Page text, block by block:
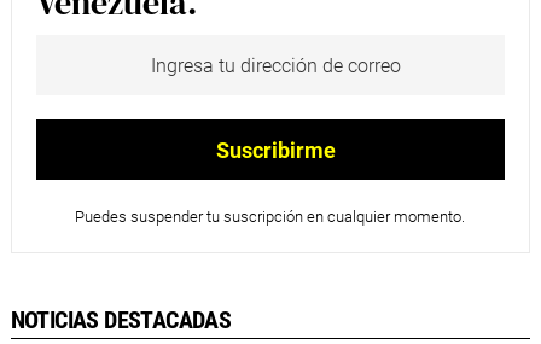
Puedes suspender tu suscripción en cualquier momento.
NOTICIAS DESTACADAS